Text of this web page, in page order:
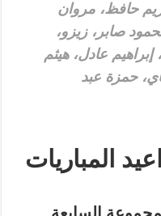
حافظ، مروان
صابر، زيزو،
إبراهيم عادل، هيثم
حمزة عبد
المباريات